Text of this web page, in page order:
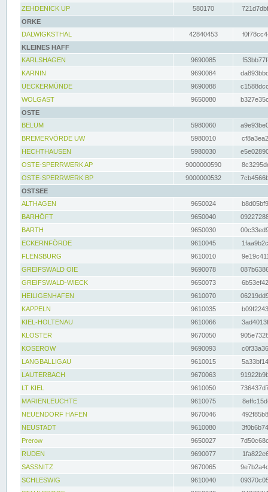
ZEHDENICK UP
580170
ORKE
DALWIGKSTHAL
42840453
KLEINES HAFF
KARLSHAGEN
9690085
KARNIN
9690084
UECKERMÜNDE
9690088
WOLGAST
9650080
OSTE
BELUM
5980060
BREMERVÖRDE UW
5980010
HECHTHAUSEN
5980030
OSTE-SPERRWERK AP
9000000590
OSTE-SPERRWERK BP
9000000532
OSTSEE
ALTHAGEN
9650024
BARHÖFT
9650040
BARTH
9650030
ECKERNFÖRDE
9610045
FLENSBURG
9610010
GREIFSWALD OIE
9690078
GREIFSWALD-WIECK
9650073
HEILIGENHAFEN
9610070
KAPPELN
9610035
KIEL-HOLTENAU
9610066
KLOSTER
9670050
KOSEROW
9690093
LANGBALLIGAU
9610015
LAUTERBACH
9670063
LT KIEL
9610050
MARIENLEUCHTE
9610075
NEUENDORF HAFEN
9670046
NEUSTADT
9610080
Prerow
9650027
RUDEN
9690077
SASSNITZ
9670065
SCHLESWIG
9610040